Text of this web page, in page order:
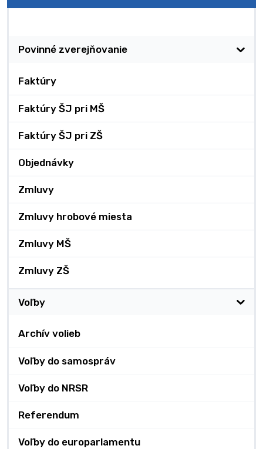
Povinné zverejňovanie
Faktúry
Faktúry ŠJ pri MŠ
Faktúry ŠJ pri ZŠ
Objednávky
Zmluvy
Zmluvy hrobové miesta
Zmluvy MŠ
Zmluvy ZŠ
Voľby
Archív volieb
Voľby do samospráv
Voľby do NRSR
Referendum
Voľby do europarlamentu